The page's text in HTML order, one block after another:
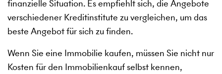
finanzielle Situation. Es empfiehlt sich, die Angebote
verschiedener Kreditinstitute zu vergleichen, um das
beste Angebot für sich zu finden.
Wenn Sie eine Immobilie kaufen, müssen Sie nicht nur
Kosten für den Immobilienkauf selbst kennen,